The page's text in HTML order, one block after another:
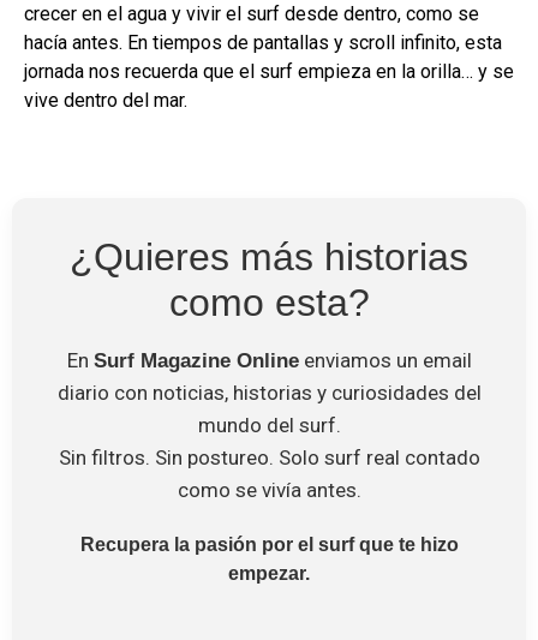
crecer en el agua y vivir el surf desde dentro, como se
hacía antes. En tiempos de pantallas y scroll infinito, esta
jornada nos recuerda que el surf empieza en la orilla… y se
vive dentro del mar.
¿Quieres más historias
como esta?
En Surf Magazine Onlineenviamos un email
diario con noticias, historias y curiosidades del
mundo del surf.
Sin filtros. Sin postureo. Solo surf real contado
como se vivía antes.
Recupera la pasión por el surf que te hizo
empezar.